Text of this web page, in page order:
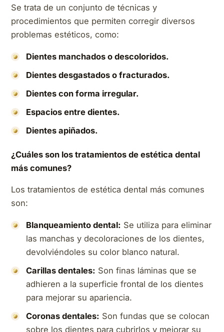
Se trata de un conjunto de técnicas y
procedimientos que permiten corregir diversos
problemas estéticos, como:
Dientes manchados o descoloridos.
Dientes desgastados o fracturados.
Dientes con forma irregular.
Espacios entre dientes.
Dientes apiñados.
¿Cuáles son los tratamientos de estética dental
más comunes?
Los tratamientos de estética dental más comunes
son:
Blanqueamiento dental: Se utiliza para eliminar
las manchas y decoloraciones de los dientes,
devolviéndoles su color blanco natural.
Carillas dentales: Son finas láminas que se
adhieren a la superficie frontal de los dientes
para mejorar su apariencia.
Coronas dentales: Son fundas que se colocan
sobre los dientes para cubrirlos y mejorar su